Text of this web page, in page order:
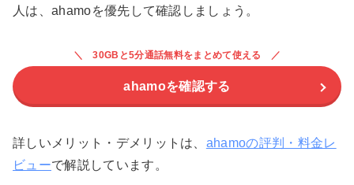
人は、ahamoを優先して確認しましょう。
30GBと5分通話無料をまとめて使える
ahamoを確認する
詳しいメリット・デメリットは、 ahamoの評判・料金レ
ビューで解説しています。